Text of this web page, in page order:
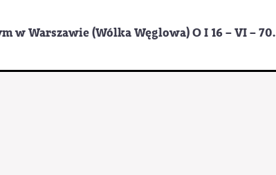
w Warszawie (Wólka Węglowa) O I 16 – VI – 70.